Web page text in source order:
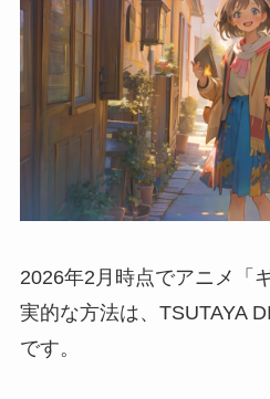
2026年2月時点でアニメ「
実的な方法は、TSUTAYA
です。